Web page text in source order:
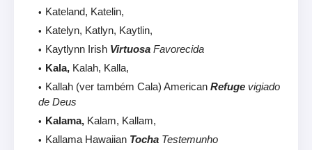
Kateland, Katelin,
Katelyn, Katlyn, Kaytlin,
Kaytlynn Irish Virtuosa Favorecida
Kala, Kalah, Kalla,
Kallah (ver também Cala) American Refuge vigiado
de Deus
Kalama, Kalam, Kallam,
Kallama Hawaiian Tocha Testemunho